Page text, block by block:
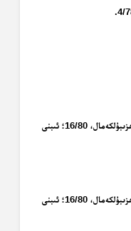
– ئۇقەيلى، كىتابۇددۇئەفا 2/700؛ مىززىي، تەھزىبۇلكەمال، 16/80؛ ئىبنى
– ئۇقەيلى، كىتابۇددۇئەفا 2/700؛ مىززىي، تەھزىبۇلكەمال، 16/80؛ ئىبنى